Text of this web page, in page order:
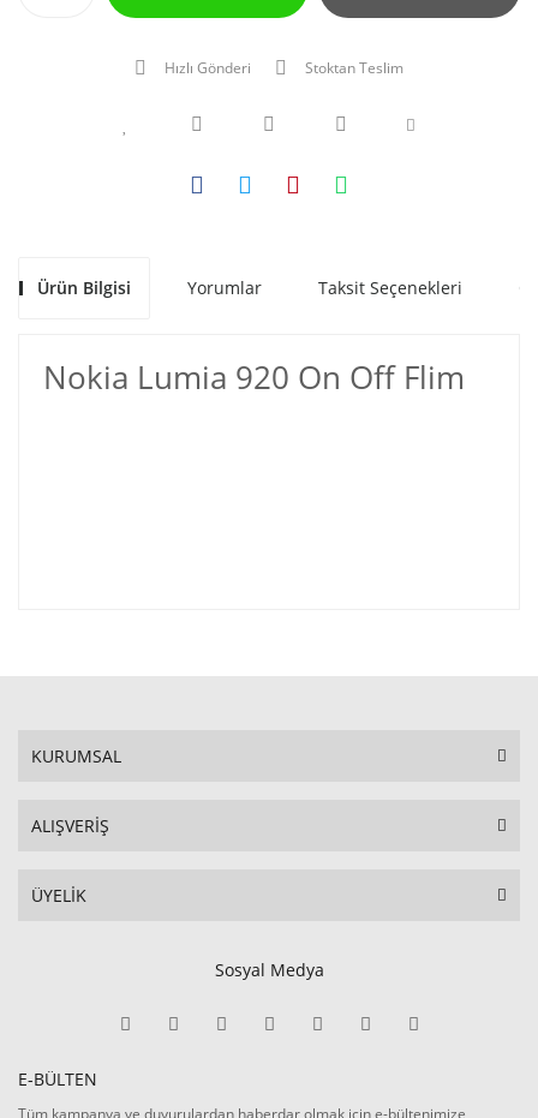
Hızlı Gönderi Stoktan Teslim
Ürün Bilgisi Yorumlar Taksit Seçenekleri
Nokia Lumia 920 On Off Flim
KURUMSAL
ALIŞVERİŞ
ÜYELİK
Sosyal Medya
E-BÜLTEN
Tüm kampanya ve duyurulardan haberdar olmak için e-bültenimize